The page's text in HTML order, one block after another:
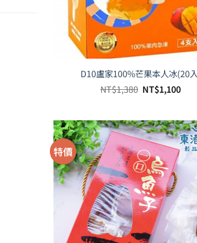
D10盧家100%芒果本人冰(20
NT$1,380 原
價
格：
NT$1,380。
NT$1,100目
價
格：
特價